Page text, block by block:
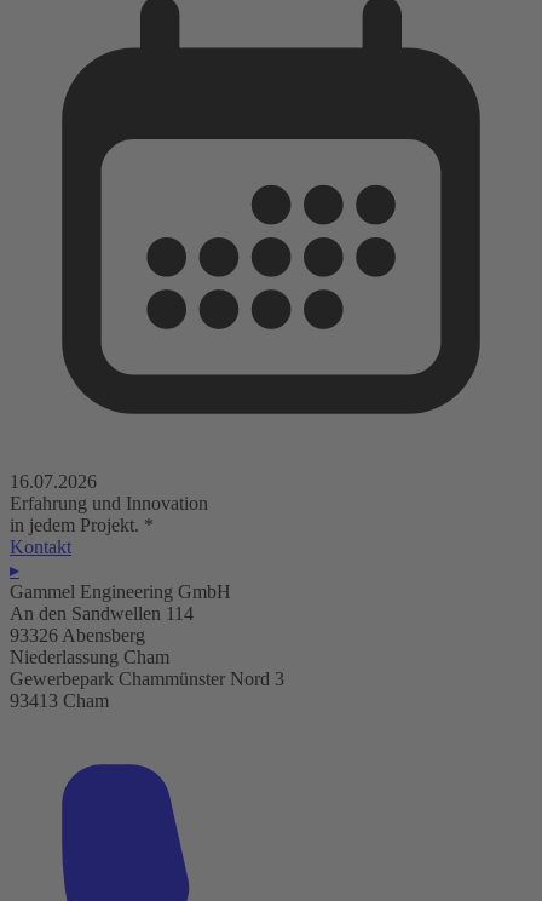
16.07.2026
Erfahrung und Innovation
in jedem Projekt. *
Kontakt
▸
Gammel Engineering GmbH
An den Sandwellen 114
93326 Abensberg
Niederlassung Cham
Gewerbepark Chammünster Nord 3
93413 Cham